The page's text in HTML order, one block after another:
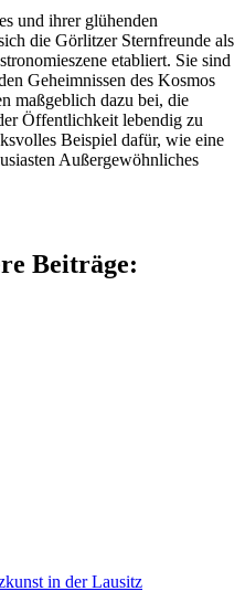
und ihrer glühenden
die Görlitzer Sternfreunde als
etabliert. Sie sind
Geheimnissen des Kosmos
maßgeblich dazu bei, die
Öffentlichkeit lebendig zu
Beispiel dafür, wie eine
Außergewöhnliches
Beiträge:
in der Lausitz